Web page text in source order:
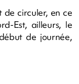
de circuler, en ce
Est, ailleurs, le
de journée,